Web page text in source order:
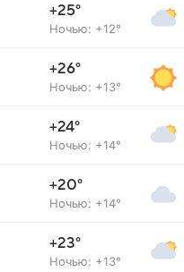
+25°
Ночью: +12°
+26°
Ночью: +13°
+24°
Ночью: +14°
+20°
Ночью: +14°
+23°
Ночью: +13°